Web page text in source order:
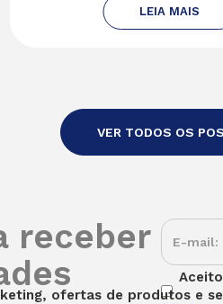
LEIA MAIS
VER TODOS OS
receber
ofertas de produtos e